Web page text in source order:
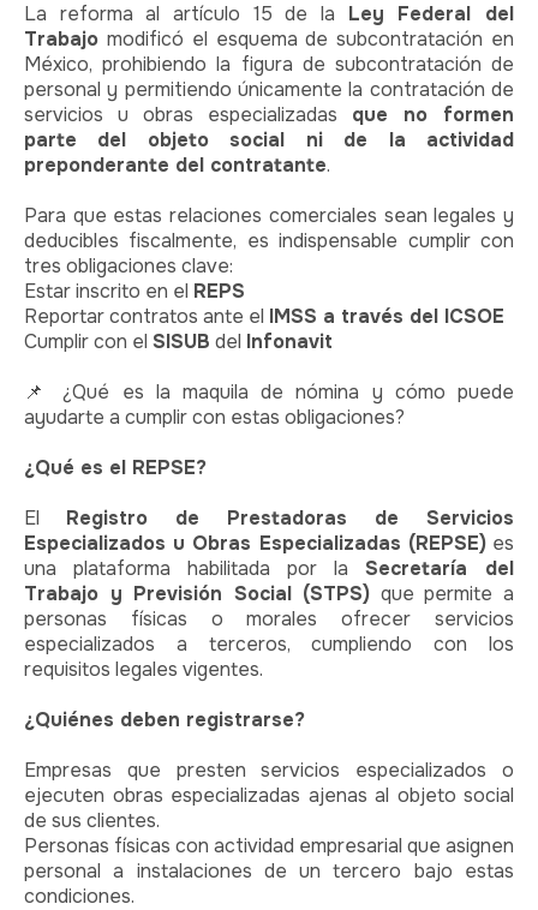
La reforma al artículo 15 de la Ley Federal del
Trabajo modificó el esquema de subcontratación en
México, prohibiendo la figura de subcontratación de
personal y permitiendo únicamente la contratación de
servicios u obras especializadas que no formen
parte del objeto social ni de la actividad
preponderante del contratante.
Para que estas relaciones comerciales sean legales y
deducibles fiscalmente, es indispensable cumplir con
tres obligaciones clave:
Estar inscrito en el REPS
Reportar contratos ante el IMSS a través del ICSOE
Cumplir con el SISUB del Infonavit
📌¿Qué es la maquila de nómina y cómo puede
ayudarte a cumplir con estas obligaciones?
¿Qué es el REPSE?
El Registro de Prestadoras de Servicios
Especializados u Obras Especializadas (REPSE)es
una plataforma habilitada por la Secretaría del
Trabajo y Previsión Social (STPS) que permite a
personas físicas o morales ofrecer servicios
especializados a terceros, cumpliendo con los
requisitos legales vigentes.
¿Quiénes deben registrarse?
Empresas que presten servicios especializados o
ejecuten obras especializadas ajenas al objeto social
de sus clientes.
Personas físicas con actividad empresarial que asignen
personal a instalaciones de un tercero bajo estas
condiciones.